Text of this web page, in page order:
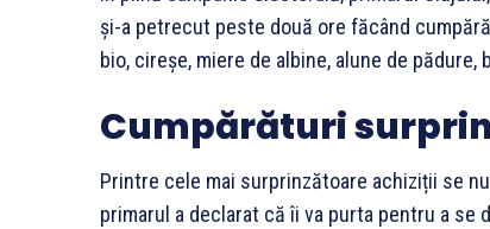
și-a petrecut peste două ore făcând
bio, cireșe, miere de albine, alune de
Cumpărături
Printre cele mai surprinzătoare achiziții se
primarul a declarat că îi va purta pentru a se